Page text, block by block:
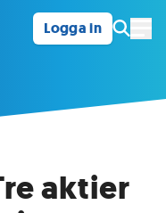
Logga in
aktier